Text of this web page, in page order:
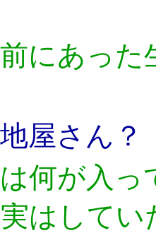
にあった
屋さん？
何が入
はして